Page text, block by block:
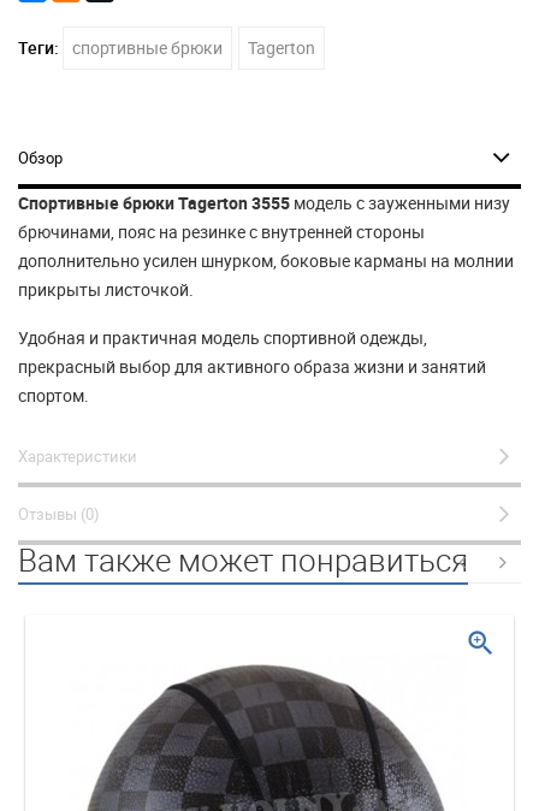
Теги: спортивные брюки Tagerton
Обзор
Спортивные брюки Tagerton 3555 модель с зауженными низу
брючинами, пояс на резинке с внутренней стороны
дополнительно усилен шнурком, боковые карманы на молнии
прикрыты листочкой.
Удобная и практичная модель спортивной одежды,
прекрасный выбор для активного образа жизни и занятий
спортом.
Характеристики
Отзывы (0)
Вам также может понравиться
zoom_in